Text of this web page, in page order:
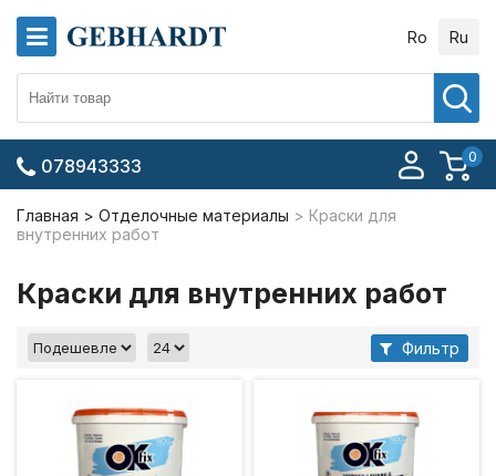
Ro Ru
0
078943333
Главная Отделочные материалы
Краски для
внутренних работ
Краски для внутренних работ
Фильтр